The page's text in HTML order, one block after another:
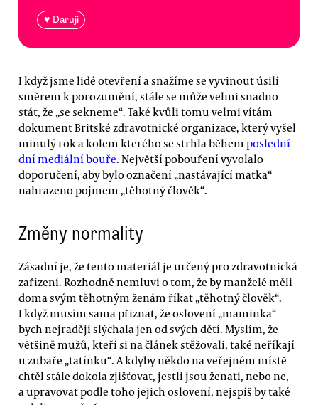
♥ Daruji
I když jsme lidé otevření a snažíme se vyvinout úsilí
směrem k porozumění, stále se může velmi snadno
stát, že „se sekneme“. Také kvůli tomu velmi vítám
dokument Britské zdravotnické organizace, který vyšel
minulý rok a kolem kterého se strhla během poslední
dní mediální bouře. Největší pobouření vyvolalo
doporučení, aby bylo označení „nastávající matka“
nahrazeno pojmem „těhotný člověk“.
Změny normality
Zásadní je, že tento materiál je určený pro zdravotnická
zařízení. Rozhodně nemluví o tom, že by manželé měli
doma svým těhotným ženám říkat „těhotný člověk“.
I když musím sama přiznat, že oslovení „maminka“
bych nejraději slýchala jen od svých dětí. Myslím, že
většině mužů, kteří si na článek stěžovali, také neříkají
u zubaře „tatínku“. A kdyby někdo na veřejném místě
chtěl stále dokola zjišťovat, jestli jsou ženatí, nebo ne,
a upravovat podle toho jejich oslovení, nejspíš by také